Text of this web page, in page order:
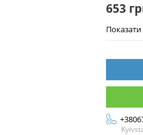
653
Показати